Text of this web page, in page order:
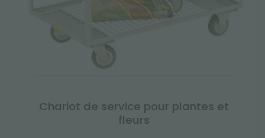
Chariot de service pour plantes et
fleurs